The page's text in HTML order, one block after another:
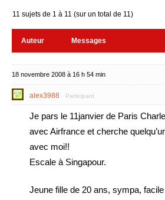
11 sujets de 1 à 11 (sur un total de 11)
Auteur Messages
18 novembre 2008 à 16 h 54 min
alex3988 Participant
Je pars le 11janvier de Paris
avec Airfrance et cherche
avec moi!!
Escale à Singapour.
Jeune fille de 20 ans, sympa,